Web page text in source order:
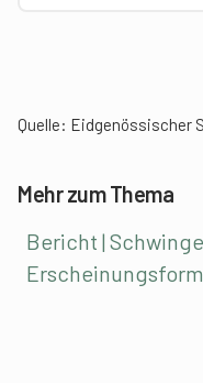
Quelle: Eidgenössischer
Mehr zum Thema
Bericht |